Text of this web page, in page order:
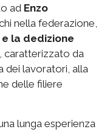
ad Enzo
nella federazione,
la dedizione
, caratterizzato da
dei lavoratori, alla
delle filiere
lunga esperienza